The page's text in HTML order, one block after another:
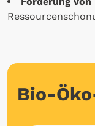
Bio-